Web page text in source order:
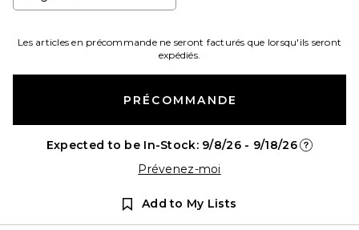
Les articles en précommande ne seront facturés que lorsqu'ils seront
expédiés.
PRÉCOMMANDE
Expected to be In-Stock: 9/8/26 - 9/18/26
Prévenez-moi
Add to My Lists